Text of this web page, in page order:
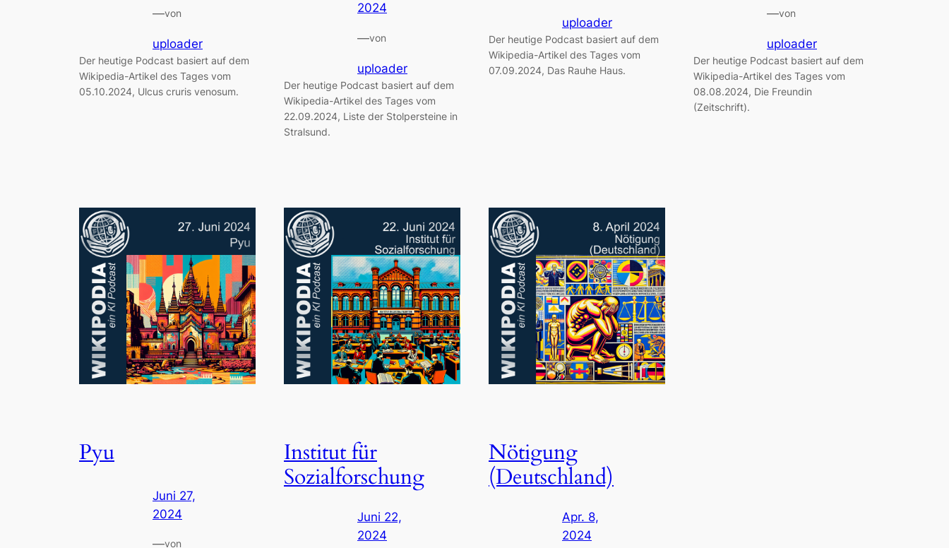
—von
uploader
Der heutige Podcast basiert auf dem
Wikipedia-Artikel des Tages vom
05.10.2024, Ulcus cruris venosum.
2024
—von
uploader
Der heutige Podcast basiert auf dem
Wikipedia-Artikel des Tages vom
22.09.2024, Liste der Stolpersteine in
Stralsund.
uploader
Der heutige Podcast basiert auf dem
Wikipedia-Artikel des Tages vom
07.09.2024, Das Rauhe Haus.
—von
uploader
Der heutige Podcast basiert auf dem
Wikipedia-Artikel des Tages vom
08.08.2024, Die Freundin
(Zeitschrift).
Pyu
Juni 27,
2024
—von
Institut für
Sozialforschung
Juni 22,
2024
Nötigung
(Deutschland)
Apr. 8,
2024